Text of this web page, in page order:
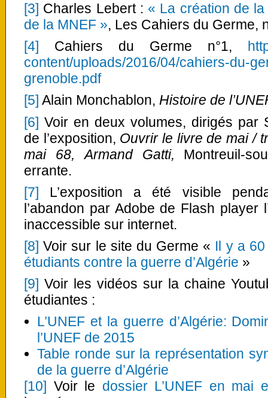
[3] Charles Lebert : « La création de
de la MNEF », Les Cahiers du Germe,
[4]
Cahiers du Germe n°1,
content/uploads/2016/04/cahiers-du-
grenoble.pdf
[5] Alain Monchablon, Histoire de
[6] Voir en deux volumes, dirigés par
de l’exposition, Ouvrir le livre de mai /
mai 68,
Armand Gatti, Montreuil-
errante.
[7] L’exposition a été visible
l’abandon par Adobe de Flash player
inaccessible sur internet.
[8] Voir sur le site du Germe « Il y a
étudiants contre la guerre d’Algérie »
[9] Voir les vidéos sur la chaine
étudiantes :
L’UNEF et la guerre d’Algérie:
l’UNEF de 2015
Table ronde sur la représentation
de la guerre d’Algérie
[10] Voir le dossier L’UNEF en mai